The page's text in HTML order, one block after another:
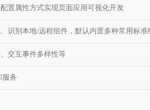
置属性方式实现页面应用可视化开发
识别本地/远程组件，默认内置多种常用标准
交互事件多样性等
服务